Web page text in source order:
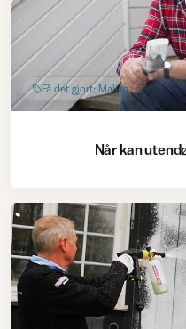
Få det gjort: Maling
Når kan